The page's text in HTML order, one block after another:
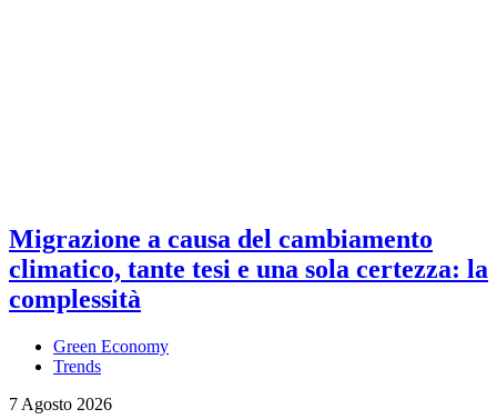
Migrazione a causa del cambiamento
climatico, tante tesi e una sola certezza: la
complessità
Green Economy
Trends
7 Agosto 2026